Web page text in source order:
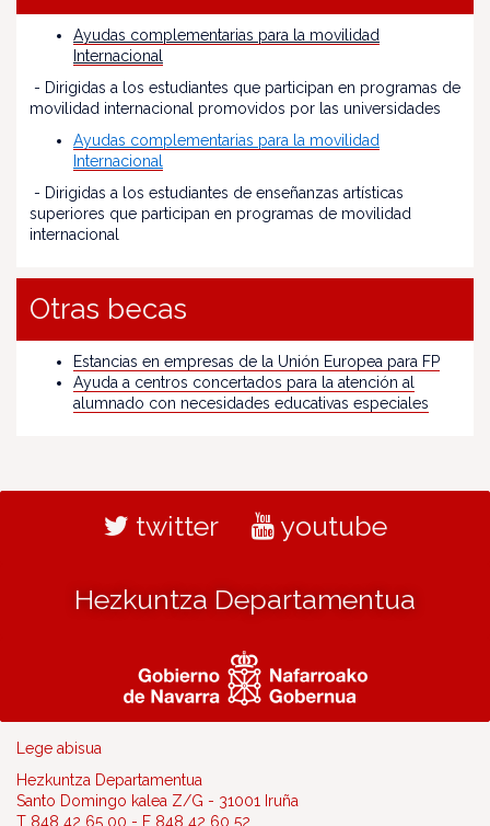
Ayudas complementarias para la movilidad
Internacional
- Dirigidas a los estudiantes que participan en programas de
movilidad internacional promovidos por las universidades
Ayudas complementarias para la movilidad
Internacional
- Dirigidas a los estudiantes de enseñanzas artísticas
superiores que participan en programas de movilidad
internacional
Otras becas
Estancias en empresas de la Unión Europea para FP
Ayuda a centros concertados para la atención al
alumnado con necesidades educativas especiales
twitter youtube
Hezkuntza Departamentua
Lege abisua
Hezkuntza Departamentua
Santo Domingo kalea Z/G - 31001 Iruña
T 848 42 65 00 - F 848 42 60 52